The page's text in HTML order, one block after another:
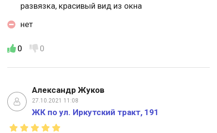
развязка, красивый вид из окна
нет
0 0
Александр Жуков
27.10.2021 11:08
ЖК по ул. Иркутский тракт, 191